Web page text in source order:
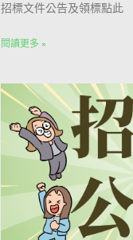
招標文件公告及領標點此
閱讀更多 »